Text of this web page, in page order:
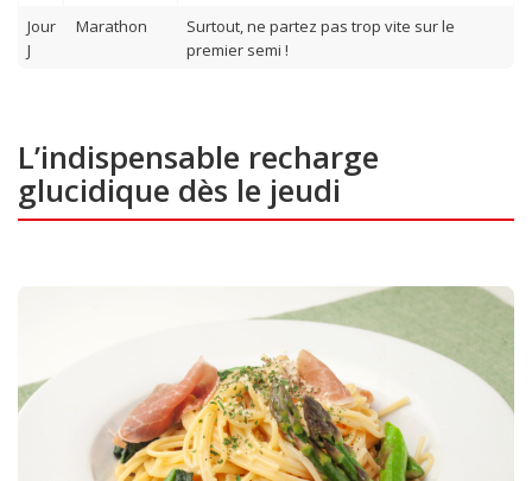
Jour
J
Marathon
Surtout, ne partez pas trop vite sur le
premier semi !
L’indispensable recharge
glucidique dès le jeudi